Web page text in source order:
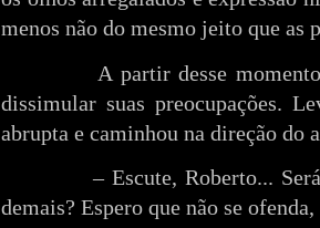
menos não do mesmo jeito que as
A partir desse
dissimular suas preocupações.
abrupta e caminhou na direção do
– Escute, Roberto...
demais? Espero que não se